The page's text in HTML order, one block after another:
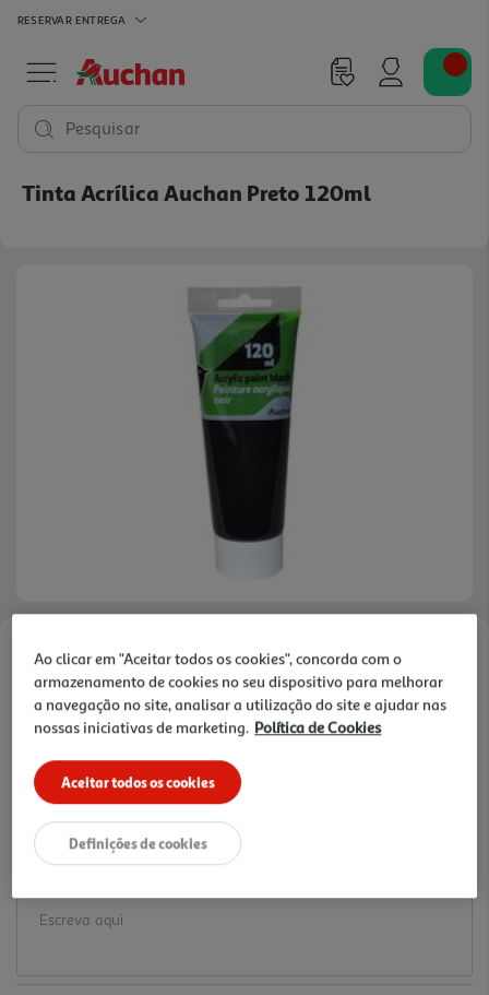
RESERVAR ENTREGA
Pesquisar
Tinta Acrílica Auchan Preto 120ml
Faça a sua avaliação
Ref. / EAN:3665257369477
2.19 €/un
2,19 €
Ao clicar em "Aceitar todos os cookies", concorda com o
armazenamento de cookies no seu dispositivo para melhorar
a navegação no site, analisar a utilização do site e ajudar nas
nossas iniciativas de marketing. Política de Cookies
Aceitar todos os cookies
Definições de cookies